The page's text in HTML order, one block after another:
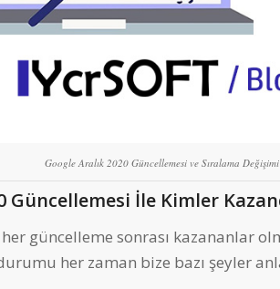
Google Aralık 2020 Güncellemesi ve Sıralama Değişimi
Güncellemesi İle Kimler
güncelleme sonrası kazananlar
her zaman bize bazı şeyler